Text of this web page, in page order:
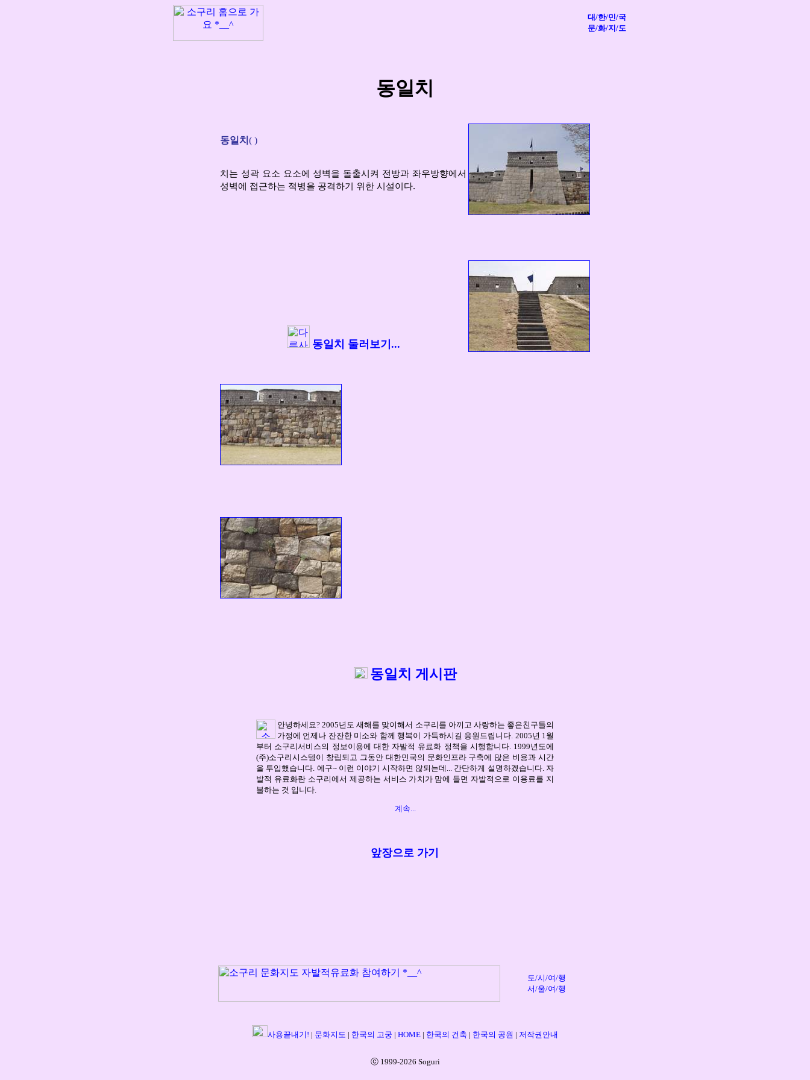
대/한/민/국
문/화/지/도
동일치
동일치 ( )
치는 성곽 요소 요소에 성벽을 돌출시켜 전방과 좌우방향에서
성벽에 접근하는 적병을 공격하기 위한 시설이다.
동일치 둘러보기...
동일치 게시판
안녕하세요? 2005년도 새해를 맞이해서 소구리를 아끼고 사랑하는 좋은친구들의
가정에 언제나 잔잔한 미소와 함께 행복이 가득하시길 응원드립니다. 2005년 1월
부터 소구리서비스의 정보이용에 대한 자발적 유료화 정책을 시행합니다. 1999년도에
(주)소구리시스템이 창립되고 그동안 대한민국의 문화인프라 구축에 많은 비용과 시간
을 투입했습니다. 에구~ 이런 이야기 시작하면 않되는데... 간단하게 설명하겠습니다. 자
발적 유료화란 소구리에서 제공하는 서비스 가치가 맘에 들면 자발적으로 이용료를 지
불하는 것 입니다.
계속...
앞장으로 가기
도/시/여/행
서/울/여/행
사용끝내기! | 문화지도 | 한국의 고궁 | HOME | 한국의 건축 | 한국의 공원 | 저작권안내
ⓒ 1999-2026 Soguri